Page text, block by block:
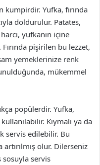
kumpirdir. Yufka, fırında
doldurulur. Patates,
yufkanın içine
pişirilen bu lezzet,
yemeklerinize renk
mükemmel
popülerdir. Yufka,
Kıymalı ya da
servis edilebilir. Bu
olur. Dilerseniz
sosuyla servis